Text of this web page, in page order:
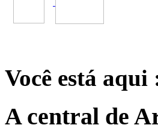
Você está aqui
A central de